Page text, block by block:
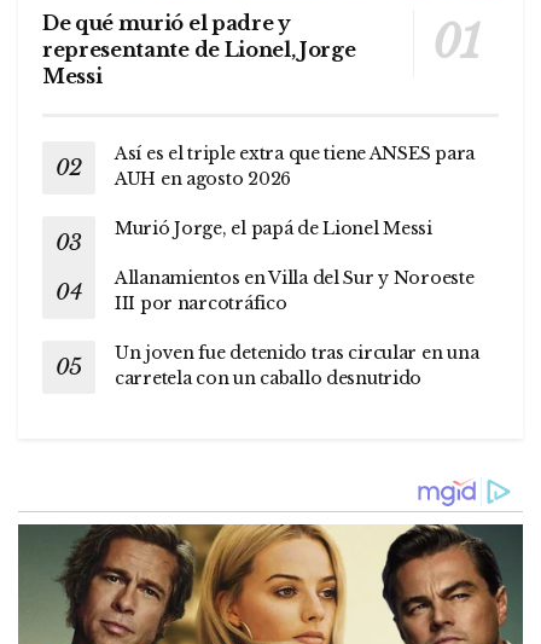
De qué murió el padre y
representante de Lionel, Jorge
Messi
Así es el triple extra que tiene ANSES para
AUH en agosto 2026
Murió Jorge, el papá de Lionel Messi
Allanamientos en Villa del Sur y Noroeste
III por narcotráfico
Un joven fue detenido tras circular en una
carretela con un caballo desnutrido